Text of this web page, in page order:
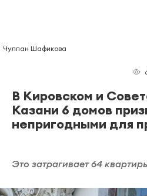
Чулпан Шафикова
В Кировском и
Казани 6 домов
непригодными для
Это затрагивает 64